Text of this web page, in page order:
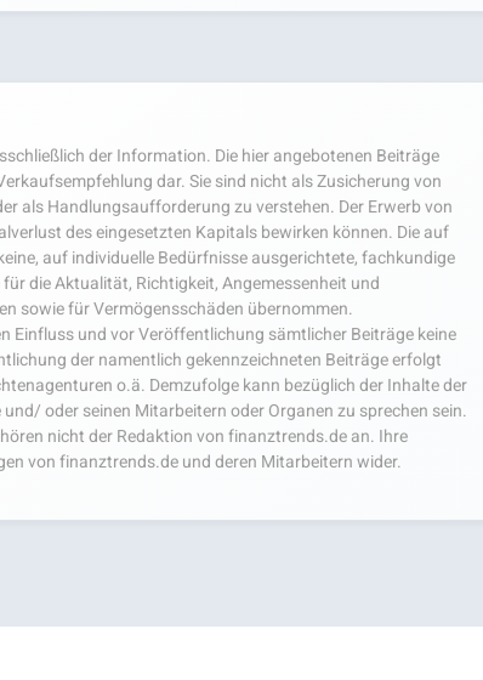
der Information. Die hier angebotenen Beiträge
dar. Sie sind nicht als Zusicherung von
als Handlungsaufforderung zu verstehen. Der Erwerb von
des eingesetzten Kapitals bewirken können. Die auf
auf individuelle Bedürfnisse ausgerichtete, fachkundige
die Aktualität, Richtigkeit, Angemessenheit und
sowie für Vermögensschäden übernommen.
und vor Veröffentlichung sämtlicher Beiträge keine
der namentlich gekennzeichneten Beiträge erfolgt
o.ä. Demzufolge kann bezüglich der Inhalte der
oder seinen Mitarbeitern oder Organen zu sprechen sein.
nicht der Redaktion von finanztrends.de an. Ihre
von finanztrends.de und deren Mitarbeitern wider.